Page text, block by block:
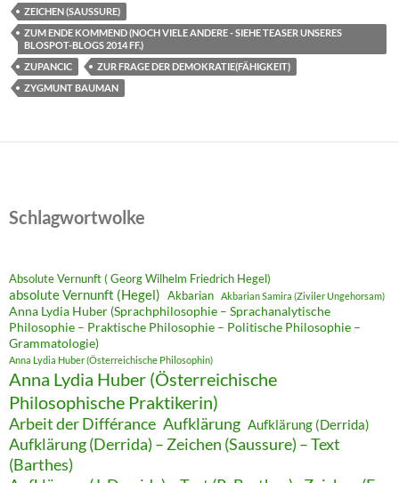
ZEICHEN (SAUSSURE)
ZUM ENDE KOMMEND (NOCH VIELE ANDERE - SIEHE TEASER UNSERES
BLOSPOT-BLOGS 2014 FF.)
ZUPANCIC
ZUR FRAGE DER DEMOKRATIE(FÄHIGKEIT)
ZYGMUNT BAUMAN
Schlagwortwolke
Absolute Vernunft ( Georg Wilhelm Friedrich Hegel)
absolute Vernunft (Hegel) Akbarian Akbarian Samira (Ziviler Ungehorsam)
Anna Lydia Huber (Sprachphilosophie – Sprachanalytische
Philosophie – Praktische Philosophie – Politische Philosophie –
Grammatologie)
Anna Lydia Huber (Österreichische Philosophin)
Anna Lydia Huber (Österreichische
Philosophische Praktikerin)
Arbeit der Différance Aufklärung Aufklärung (Derrida)
Aufklärung (Derrida) – Zeichen (Saussure) – Text
(Barthes)